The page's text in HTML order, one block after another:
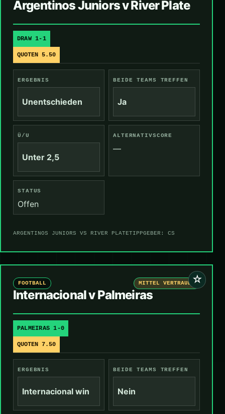
Argentinos Juniors v River Plate
DRAW 1-1
QUOTEN 5.50
ERGEBNIS
Unentschieden
BEIDE TEAMS TREFFEN
Ja
Ü/U
Unter 2,5
ALTERNATIVSCORE
—
STATUS
Offen
ARGENTINOS JUNIORS VS RIVER PLATETIPPGEBER: CS
☆
FOOTBALL MITTEL VERTRAUEN
Internacional v Palmeiras
PALMEIRAS 1-0
QUOTEN 7.50
ERGEBNIS
Internacional win
BEIDE TEAMS TREFFEN
Nein